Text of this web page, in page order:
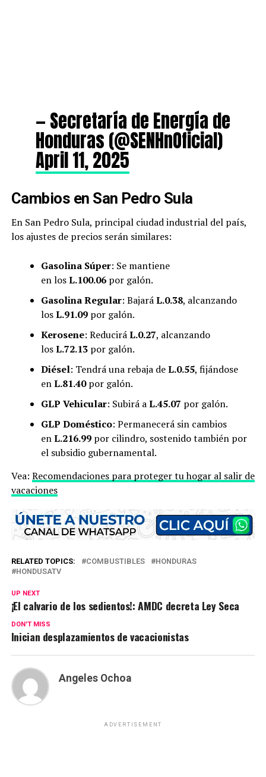
— Secretaría de Energía de
Honduras (@SENHnOficial)
April 11, 2025
Cambios en San Pedro Sula
En San Pedro Sula, principal ciudad industrial del país,
los ajustes de precios serán similares:
Gasolina Súper: Se mantiene
en losL.100.06por galón.
Gasolina Regular: BajaráL.0.38, alcanzando
losL.91.09por galón.
Kerosene: ReduciráL.0.27, alcanzando
losL.72.13por galón.
Diésel: Tendrá una rebaja deL.0.55, fijándose
enL.81.40por galón.
GLP Vehicular: Subirá aL.45.07 por galón.
GLP Doméstico: Permanecerá sin cambios
enL.216.99por cilindro, sostenido también por
el subsidio gubernamental.
Vea: Recomendaciones para proteger tu hogar al salir de
vacaciones
RELATED TOPICS: COMBUSTIBLES
HONDURAS
HONDUSATV
UP NEXT
¡El calvario de los sedientos!: AMDC decreta Ley Seca
DON'T MISS
Inician desplazamientos de vacacionistas
Angeles Ochoa
ADVERTISEMENT